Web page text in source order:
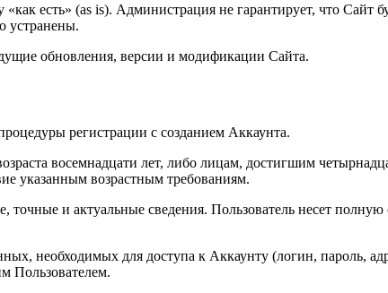
есть» (as is). Администрация не гарантирует, что Сайт
устранены.
обновления, версии и модификации Сайта.
регистрации с созданием Аккаунта.
восемнадцати лет, либо лицам, достигшим
указанным возрастным требованиям.
точные и актуальные сведения. Пользователь несет полную
необходимых для доступа к Аккаунту (логин, пароль,
Пользователем.